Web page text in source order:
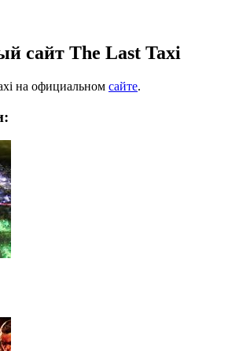
сайт The Last Taxi
на официальном сайте.